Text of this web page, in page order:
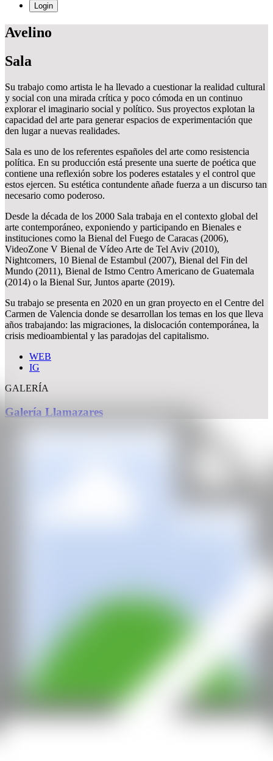
Login
Avelino
Sala
Su trabajo como artista le ha llevado a cuestionar la realidad cultural
y social con una mirada crítica y poco cómoda en un continuo
explorar el imaginario social y político. Sus proyectos explotan la
capacidad del arte para generar espacios de experimentación que
den lugar a nuevas realidades.
Sala es uno de los referentes españoles del arte como resistencia
política. En su producción está presente una suerte de poética que
contiene una reflexión sobre los poderes estatales y el control que
estos ejercen. Su estética contundente añade fuerza a un discurso tan
necesario como poderoso.
Desde la década de los 2000 Sala trabaja en el contexto global del
arte contemporáneo, exponiendo y participando en Bienales e
instituciones como la Bienal del Fuego de Caracas (2006),
VideoZone V Bienal de Vídeo Arte de Tel Aviv (2010),
Nightcomers, 10 Bienal de Estambul (2007), Bienal del Fin del
Mundo (2011), Bienal de Istmo Centro Americano de Guatemala
(2014) o la Bienal Sur, Juntos aparte (2019).
Su trabajo se presenta en 2020 en un gran proyecto en el Centre del
Carmen de Valencia donde se desarrollan los temas en los que lleva
años trabajando: las migraciones, la dislocación contemporánea, la
crisis medioambiental y las paradojas del capitalismo.
WEB
IG
GALERÍA
Galería Llamazares